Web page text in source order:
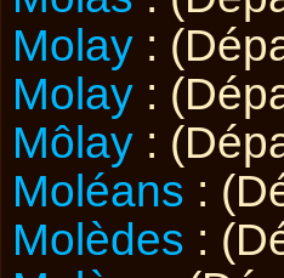
Molay :
Molay :
Môlay :
Moléans :
Molèdes :